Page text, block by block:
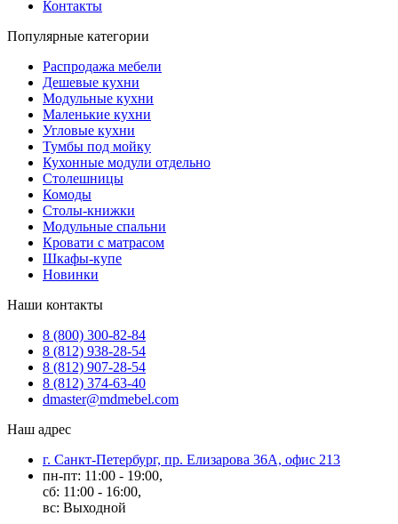
Контакты
Популярные категории
Распродажа мебели
Дешевые кухни
Модульные кухни
Маленькие кухни
Угловые кухни
Тумбы под мойку
Кухонные модули отдельно
Столешницы
Комоды
Столы-книжки
Модульные спальни
Кровати с матрасом
Шкафы-купе
Новинки
Наши контакты
8 (800) 300-82-84
8 (812) 938-28-54
8 (812) 907-28-54
8 (812) 374-63-40
dmaster@mdmebel.com
Наш адрес
г. Санкт-Петербург, пр. Елизарова 36А, офис 213
пн-пт: 11:00 - 19:00,
сб: 11:00 - 16:00,
вс: Выходной